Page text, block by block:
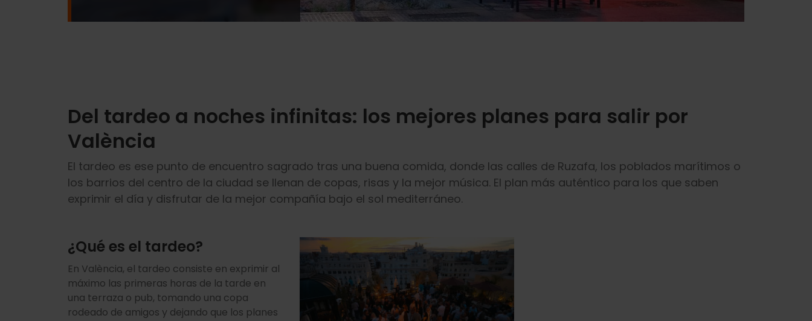
Del tardeo a noches infinitas: los mejores planes para salir por
València
El tardeo es ese punto de encuentro sagrado tras una buena comida, donde las calles de Ruzafa, los poblados marítimos o
los barrios del centro de la ciudad se llenan de copas, risas y la mejor música. El plan más auténtico para los que saben
exprimir el día y disfrutar de la mejor compañía bajo el sol mediterráneo.
¿Qué es el tardeo?
En València, el tardeo consiste en exprimir al
máximo las primeras horas de la tarde en
una terraza o pub, tomando una copa
rodeado de amigos y dejando que los planes